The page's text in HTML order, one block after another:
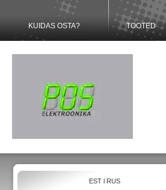
KUIDAS OSTA? TOOTED
EST l RUS